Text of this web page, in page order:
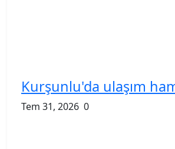
Kurşunlu'da ulaşım
Tem 31, 2026 0